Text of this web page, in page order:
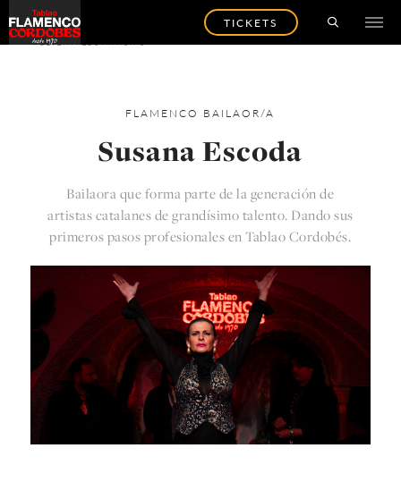
TICKETS
VOLVER A LOS ARTISTAS
FLAMENCO BAILAOR/A
Susana Escoda
Bailaora que forma parte de la generación de
artistas catalanes de grandísimo talento. Dando sus
pr­imeros pasos profesionales en Tablao Cordobés.